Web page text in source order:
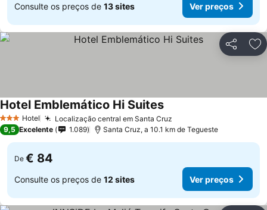
Consulte os preços de 13 sites Ver preços
Partilhar
3 EstrelasHotel Localização central em Santa Cruz
Hotel Emblemático Hi Suites
9,5 Excelente 1.089 Santa Cruz, a 10.1 km de Tegueste
De € 84
Consulte os preços de 12 sites Ver preços